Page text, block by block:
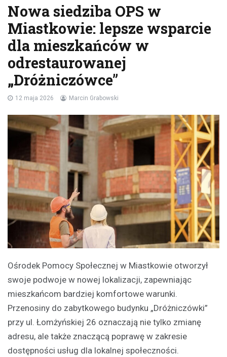
Nowa siedziba OPS w
Miastkowie: lepsze wsparcie
dla mieszkańców w
odrestaurowanej
„Dróżniczówce”
12 maja 2026 Marcin Grabowski
Ośrodek Pomocy Społecznej w Miastkowie otworzył
swoje podwoje w nowej lokalizacji, zapewniając
mieszkańcom bardziej komfortowe warunki.
Przenosiny do zabytkowego budynku „Dróżniczówki”
przy ul. Łomżyńskiej 26 oznaczają nie tylko zmianę
adresu, ale także znaczącą poprawę w zakresie
dostępności usług dla lokalnej społeczności.